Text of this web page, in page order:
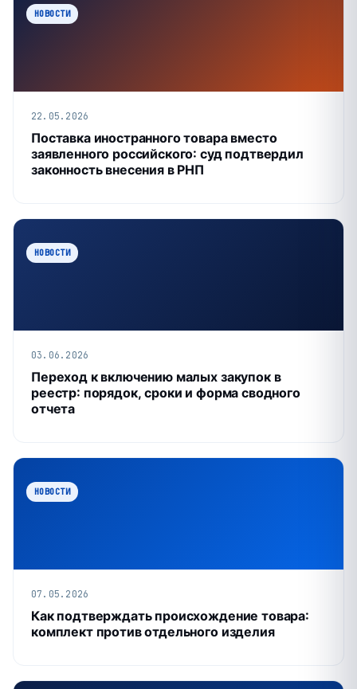
НОВОСТИ
22.05.2026
Поставка иностранного товара вместо
заявленного российского: суд подтвердил
законность внесения в РНП
НОВОСТИ
03.06.2026
Переход к включению малых закупок в
реестр: порядок, сроки и форма сводного
отчета
НОВОСТИ
07.05.2026
Как подтверждать происхождение товара:
комплект против отдельного изделия